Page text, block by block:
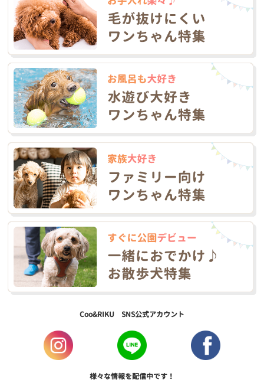
Coo&RIKU SNS公式アカウント
様々な情報を配信中です！